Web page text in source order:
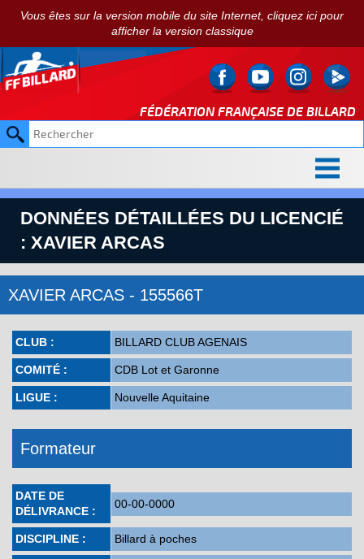
Vous êtes sur la version mobile du site Internet, cliquez ici pour
afficher la version classique
FÉDÉRATION FRANÇAISE DE BILLARD
DONNÉES DÉTAILLÉES DU LICENCIÉ
: XAVIER ARCAS
XAVIER ARCAS - 155566T
CLUB : BILLARD CLUB AGENAIS
COMITÉ : CDB Lot et Garonne
LIGUE : Nouvelle Aquitaine
Formateur
DATE DE
DÉLIVRANCE :
00-00-0000
DISCIPLINE : Billard à poches